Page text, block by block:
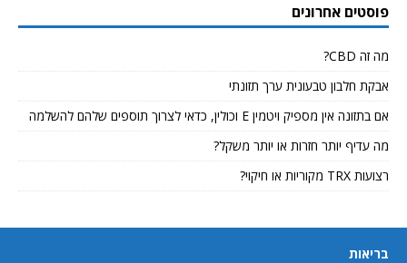
פוסטים אחרונים
מה זה CBD?
אבקת חלבון טבעונית ערך תזונתי
אם בתזונה אין מספיק ויטמין E וכולין, כדאי לצרוך תוספים שלהם להשלמה
מה עדיף יותר חזרות או יותר משקל?
רצועות TRX מקוריות או חיקוי?
בריאות